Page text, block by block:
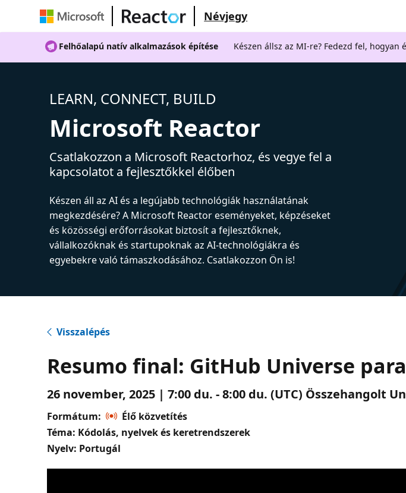
Névjegy
Felhőalapú natív alkalmazások építése Készen állsz az MI-re? Fedezd fel,
LEARN, CONNECT, BUILD
Microsoft Reactor
Csatlakozzon a Microsoft Reactorhoz, és vegye fel a
kapcsolatot a fejlesztőkkel élőben
Készen áll az AI és a legújabb technológiák használatának
megkezdésére? A Microsoft Reactor eseményeket, képzéseket
és közösségi erőforrásokat biztosít a fejlesztőknek,
vállalkozóknak és startupoknak az AI-technológiákra és
egyebekre való támaszkodásához. Csatlakozzon Ön is!
Visszalépés
Resumo final: GitHub Universe
26 november, 2025 | 7:00 du. - 8:00 du. (UTC) Összehangolt
Formátum:
Élő közvetítés
Téma: Kódolás, nyelvek és keretrendszerek
Nyelv: Portugál